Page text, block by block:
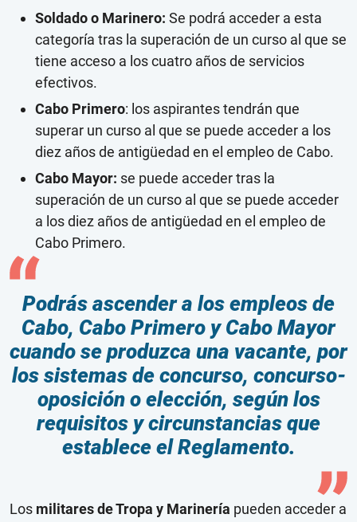
Soldado o Marinero: Se podrá acceder a esta
categoría tras la superación de un curso al que se
tiene acceso a los cuatro años de servicios
efectivos.
Cabo Primero: los aspirantes tendrán que
superar un curso al que se puede acceder a los
diez años de antigüedad en el empleo de Cabo.
Cabo Mayor: se puede acceder tras la
superación de un curso al que se puede acceder
a los diez años de antigüedad en el empleo de
Cabo Primero.
Podrás ascender a los empleos de
Cabo, Cabo Primero y Cabo Mayor
cuando se produzca una vacante, por
los sistemas de concurso, concurso-
oposición o elección, según los
requisitos y circunstancias que
establece el Reglamento.
Los militares de Tropa y Marinería pueden acceder a